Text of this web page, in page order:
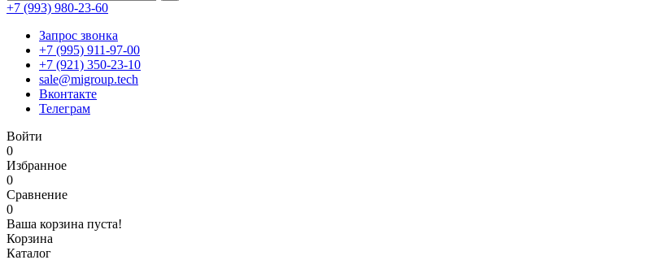
+7 (993) 980-23-60
Запрос звонка
+7 (995) 911-97-00
+7 (921) 350-23-10
sale@migroup.tech
Вконтакте
Телеграм
Войти
0
Избранное
0
Сравнение
0
Ваша корзина пуста!
Корзина
Каталог